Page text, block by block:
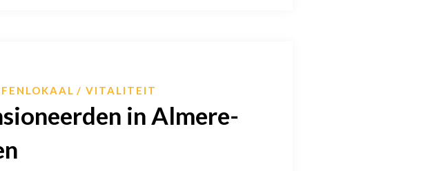
VITALITEIT
in Almere-